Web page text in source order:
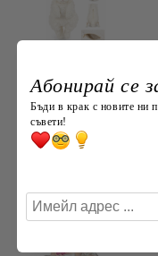
Най-продавани
Абонирай
Бъди в крак с новите ни
съвети!